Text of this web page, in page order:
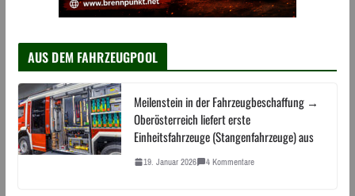
AUS DEM FAHRZEUGPOOL
Meilenstein in der Fahrzeugbeschaffung →
Oberösterreich liefert erste
Einheitsfahrzeuge (Stangenfahrzeuge) aus
19. Januar 2026 4 Kommentare